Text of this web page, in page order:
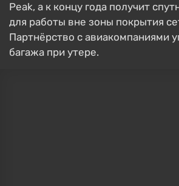
Peak, а к концу года получит
для работы вне зоны покрытия
Партнёрство с авиакомпаниями
багажа при утере.